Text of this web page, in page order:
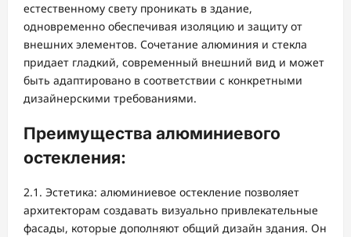
естественному свету проникать в здание,
одновременно обеспечивая изоляцию и защиту от
внешних элементов. Сочетание алюминия и стекла
придает гладкий, современный внешний вид и может
быть адаптировано в соответствии с конкретными
дизайнерскими требованиями.
Преимущества алюминиевого
остекления:
2.1. Эстетика: алюминиевое остекление позволяет
архитекторам создавать визуально привлекательные
фасады, которые дополняют общий дизайн здания. Он